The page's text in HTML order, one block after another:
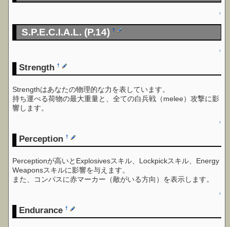
↑
S.P.E.C.I.A.L. (P.14)†
↑
Strength†
Strengthはあなたの物理的な力を表しています。
持ち運べる荷物の最大重量と、全ての白兵戦（melee）攻撃に影
響します。
↑
Perception†
Perceptionが高いとExplosivesスキル、Lockpickスキル、Energy
Weaponsスキルに影響を与えます。
また、コンパスに赤マーカー（敵がいる方向）を表示します。
↑
Endurance†